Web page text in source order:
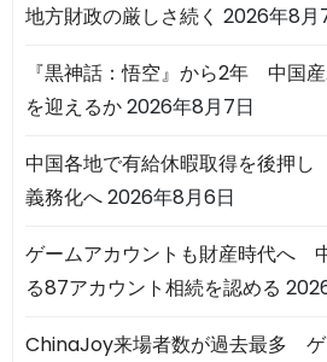
地方財政の厳しさ続く 2026年8月
『黒神話：悟空』から2年 中国
を迎えるか2026年8月7日
中国各地で有給休暇取得を後押
義務化へ2026年8月6日
ゲームアカウントも財産時代へ
る87アカウント相続を認める
ChinaJoy来場者数が過去最多 ゲ